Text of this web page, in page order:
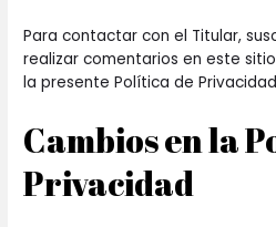
Para contactar con el Titular,
realizar comentarios en este
la presente Política de
Cambios en la
Privacidad